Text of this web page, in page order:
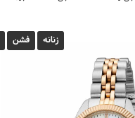
زنانه فشن